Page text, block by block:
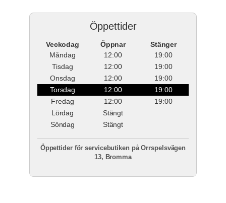
Öppettider
Veckodag Öppnar
Stänger
Måndag
12:00
19:00
Tisdag
12:00
19:00
Onsdag
12:00
19:00
Torsdag
12:00
19:00
Fredag
12:00
19:00
Lördag
Stängt
Söndag
Stängt
Öppettider för servicebutiken på Orrspelsvägen
13, Bromma